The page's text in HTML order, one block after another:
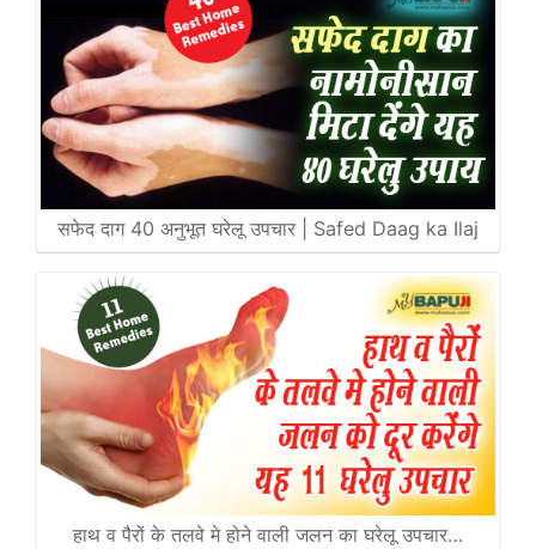
सफेद दाग 40 अनुभूत घरेलू उपचार | Safed Daag ka Ilaj
हाथ व पैरों के तलवे मे होने वाली जलन का घरेलू उपचार…